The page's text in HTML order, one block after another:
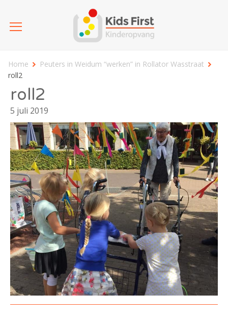
Home
Peuters in Weidum “werken” in Rollator Wasstraat
roll2
roll2
5 juli 2019